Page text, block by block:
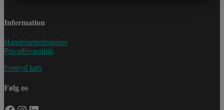
Information
Handelsebetingelser
Privatlivspolitik
Fortryd køb
Følg os